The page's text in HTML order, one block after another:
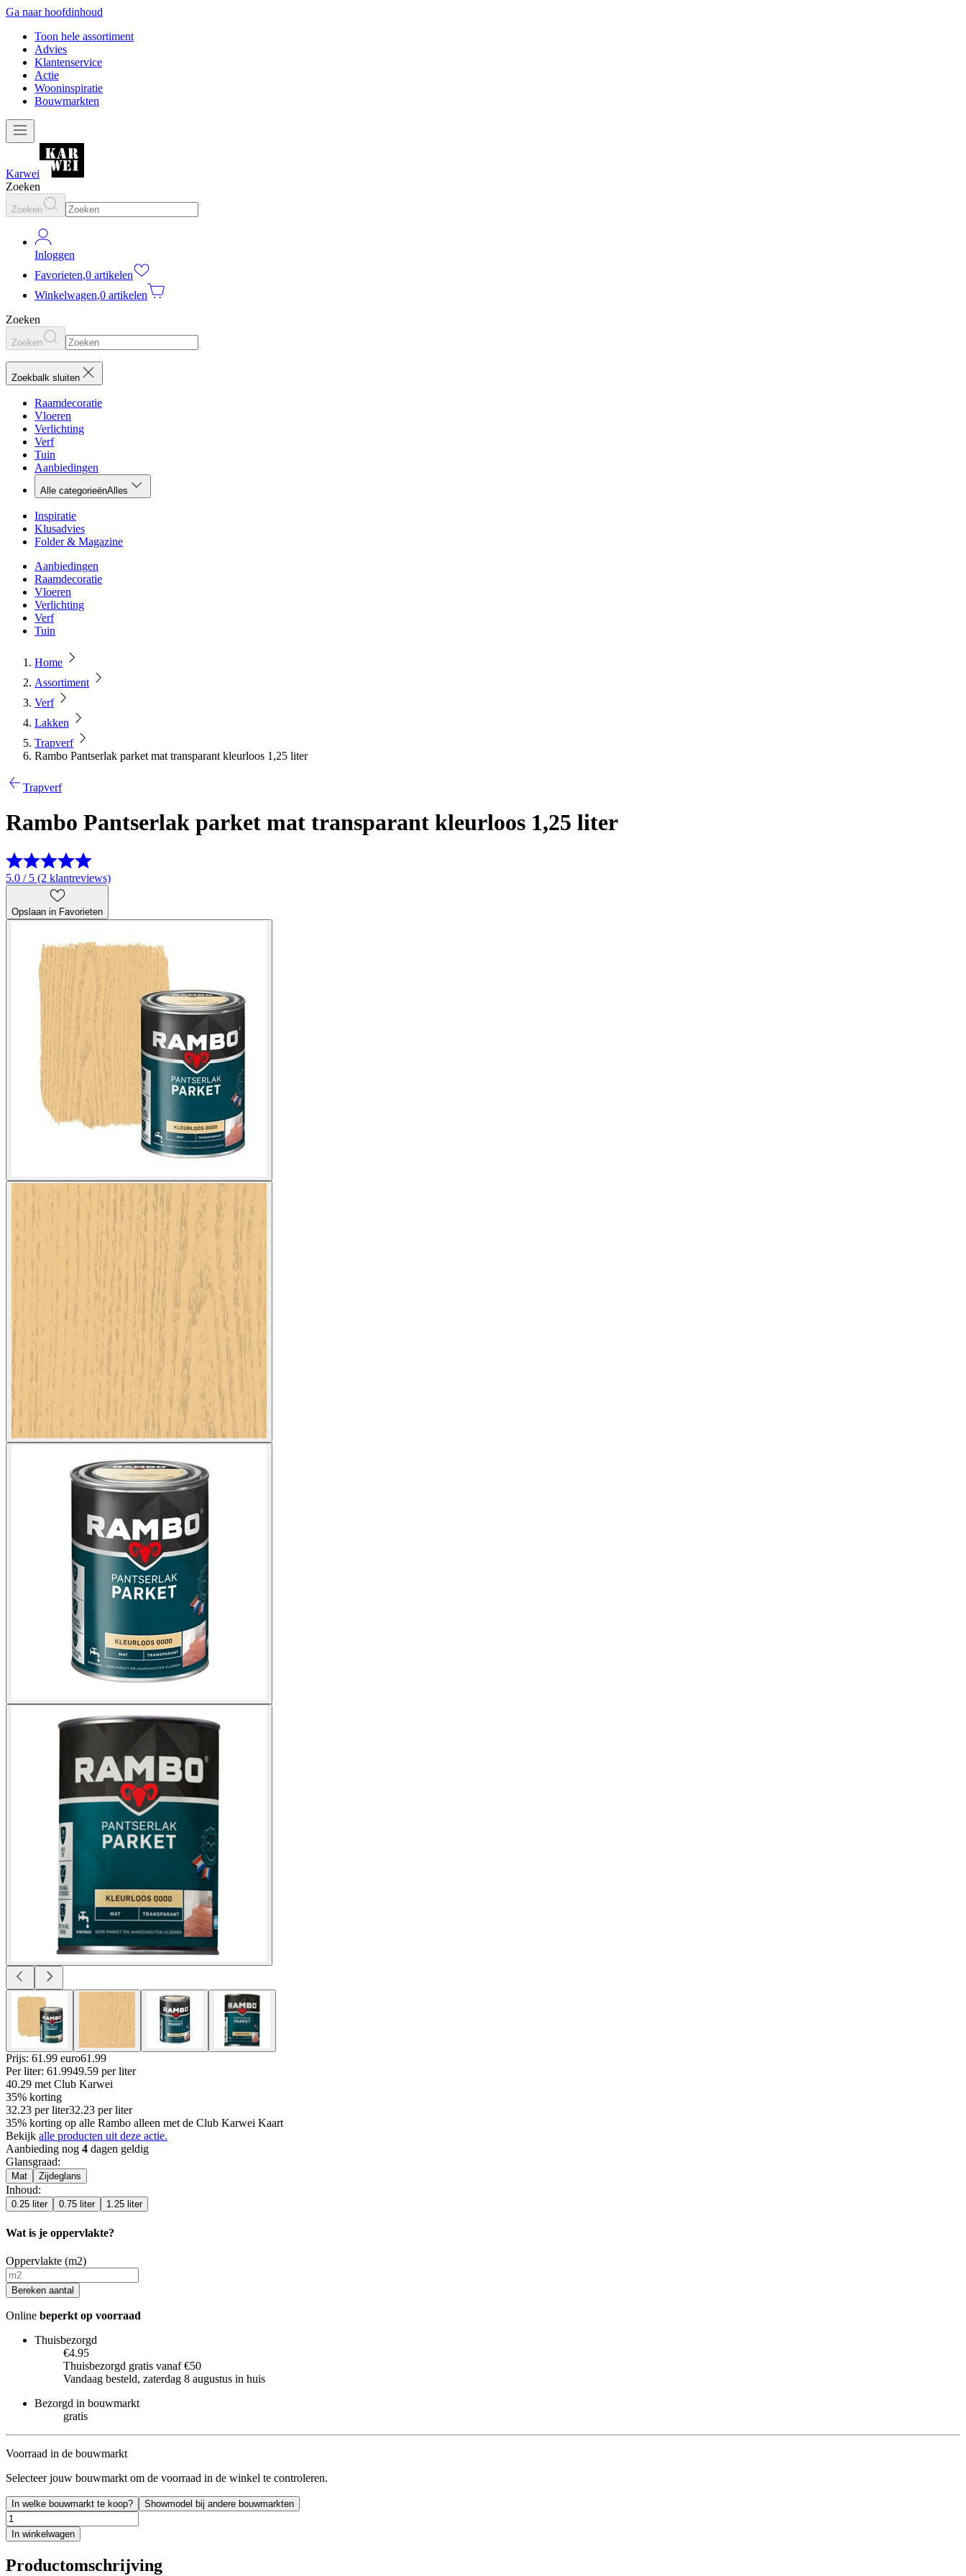
Ga naar hoofdinhoud
Toon hele assortiment
Advies
Klantenservice
Actie
Wooninspiratie
Bouwmarkten
Karwei
Zoeken
Zoeken
Inloggen
Favorieten,0 artikelen
Winkelwagen,0 artikelen
Zoeken
Zoeken
Zoekbalk sluiten
Raamdecoratie
Vloeren
Verlichting
Verf
Tuin
Aanbiedingen
Alle categorieënAlles
Inspiratie
Klusadvies
Folder & Magazine
Aanbiedingen
Raamdecoratie
Vloeren
Verlichting
Verf
Tuin
Home
Assortiment
Verf
Lakken
Trapverf
Rambo Pantserlak parket mat transparant kleurloos 1,25 liter
Trapverf
Rambo Pantserlak parket mat transparant kleurloos 1,25 liter
5.0 / 5 (2 klantreviews)
Opslaan in Favorieten
Prijs: 61.99 euro61 .99
Per liter: 61.9949.59 per liter
40.29 met Club Karwei
35% korting
32.23 per liter32.23 per liter
35% korting op alle Rambo alleen met de Club Karwei Kaart
Bekijk alle producten uit deze actie.
Aanbieding nog 4 dagen geldig
Glansgraad:
Mat Zijdeglans
Inhoud:
0.25 liter 0.75 liter 1.25 liter
Wat is je oppervlakte?
Oppervlakte (m2)
Bereken aantal
Online beperkt op voorraad
Thuisbezorgd
€4.95
Thuisbezorgd gratis vanaf €50
Vandaag besteld, zaterdag 8 augustus in huis
Bezorgd in bouwmarkt
gratis
Voorraad in de bouwmarkt
Selecteer jouw bouwmarkt om de voorraad in de winkel te controleren.
In welke bouwmarkt te koop? Showmodel bij andere bouwmarkten
In winkelwagen
Productomschrijving